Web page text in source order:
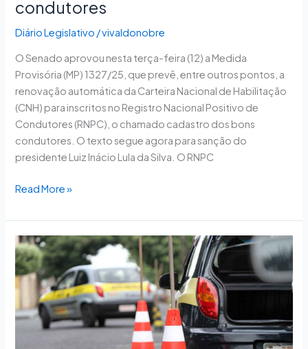
condutores
Diário Legislativo /vivaldonobre
O Senado aprovou nesta terça-feira (12) a Medida
Provisória (MP) 1327/25, que prevê, entre outros pontos, a
renovação automática da Carteira Nacional de Habilitação
(CNH) para inscritos no Registro Nacional Positivo de
Condutores (RNPC), o chamado cadastro dos bons
condutores. O texto segue agora para sanção do
presidente Luiz Inácio Lula da Silva. O RNPC
Read More »
Plenário
vota
renovação
automática
da